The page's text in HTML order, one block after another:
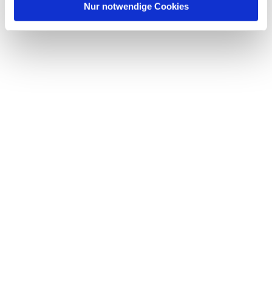
Nur notwendige Cookies